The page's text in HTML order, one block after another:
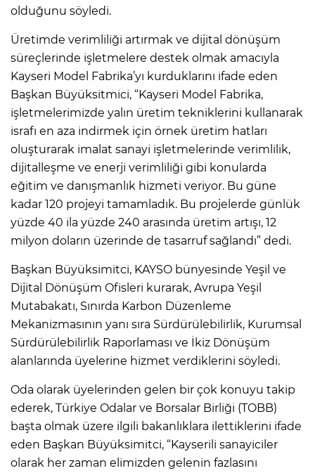
olduğunu söyledi.
Üretimde verimliliği artırmak ve dijital dönüşüm
süreçlerinde işletmelere destek olmak amacıyla
Kayseri Model Fabrika’yı kurduklarını ifade eden
Başkan Büyüksitmici, “Kayseri Model Fabrika,
işletmelerimizde yalın üretim tekniklerini kullanarak
israfı en aza indirmek için örnek üretim hatları
oluşturarak imalat sanayi işletmelerinde verimlilik,
dijitalleşme ve enerji verimliliği gibi konularda
eğitim ve danışmanlık hizmeti veriyor. Bu güne
kadar 120 projeyi tamamladık. Bu projelerde günlük
yüzde 40 ila yüzde 240 arasında üretim artışı, 12
milyon doların üzerinde de tasarruf sağlandı” dedi.
Başkan Büyüksimitci, KAYSO bünyesinde Yeşil ve
Dijital Dönüşüm Ofisleri kurarak, Avrupa Yeşil
Mutabakatı, Sınırda Karbon Düzenleme
Mekanizmasının yanı sıra Sürdürülebilirlik, Kurumsal
Sürdürülebilirlik Raporlaması ve İkiz Dönüşüm
alanlarında üyelerine hizmet verdiklerini söyledi.
Oda olarak üyelerinden gelen bir çok konuyu takip
ederek, Türkiye Odalar ve Borsalar Birliği (TOBB)
başta olmak üzere ilgili bakanlıklara ilettiklerini ifade
eden Başkan Büyüksimitci, “Kayserili sanayiciler
olarak her zaman elimizden gelenin fazlasını